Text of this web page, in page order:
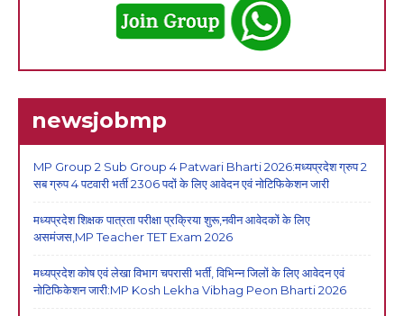
newsjobmp
MP Group 2 Sub Group 4 Patwari Bharti 2026:मध्यप्रदेश ग्रुप 2
सब ग्रुप 4 पटवारी भर्ती 2306 पदों के लिए आवेदन एवं नोटिफिकेशन जारी
मध्यप्रदेश शिक्षक पात्रता परीक्षा प्रक्रिया शुरू,नवीन आवेदकों के लिए
असमंजस,MP Teacher TET Exam 2026
मध्यप्रदेश कोष एवं लेखा विभाग चपरासी भर्ती, विभिन्न जिलों के लिए आवेदन एवं
नोटिफिकेशन जारी:MP Kosh Lekha Vibhag Peon Bharti 2026